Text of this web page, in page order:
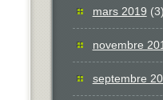
mars 2019 (3)
novembre
septembre